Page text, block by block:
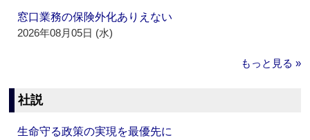
窓口業務の保険外化ありえない
2026年08月05日 (水)
もっと見る »
社説
生命守る政策の実現を最優先に